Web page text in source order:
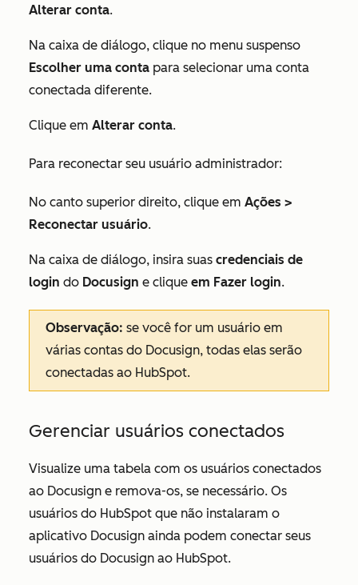
Alterar conta.
Na caixa de diálogo, clique no menu suspenso
Escolher uma conta para selecionar uma conta
conectada diferente.
Clique em Alterar conta.
Para reconectar seu usuário administrador:
No canto superior direito, clique em Ações >
Reconectar usuário.
Na caixa de diálogo, insira suas credenciais de
login do Docusign e clique em Fazer login.
Observação: se você for um usuário em
várias contas do Docusign, todas elas serão
conectadas ao HubSpot.
Gerenciar usuários conectados
Visualize uma tabela com os usuários conectados
ao Docusign e remova-os, se necessário. Os
usuários do HubSpot que não instalaram o
aplicativo Docusign ainda podem conectar seus
usuários do Docusign ao HubSpot.